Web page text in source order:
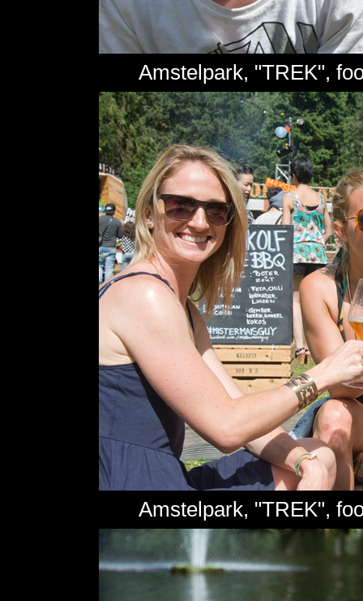
Amstelpark, "TREK",
Amstelpark, "TREK",